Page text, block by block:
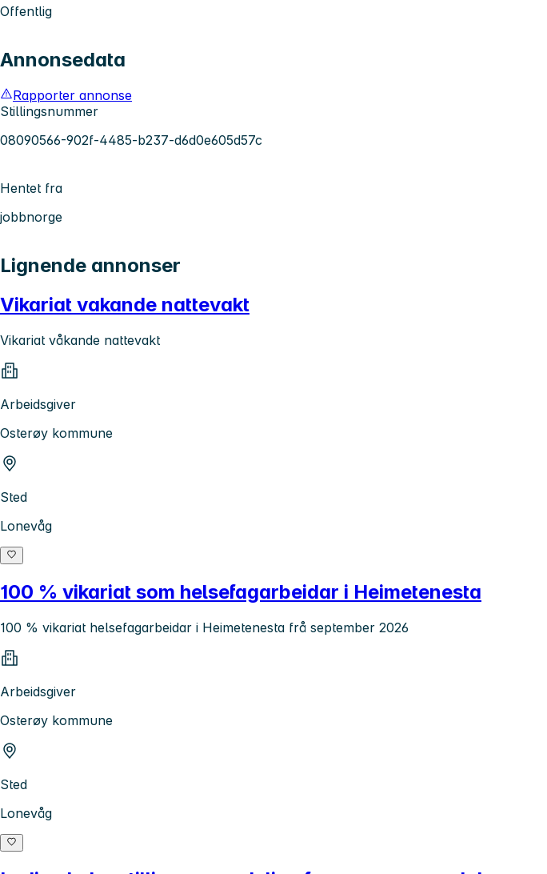
Offentlig
Annonsedata
Rapporter annonse
Stillingsnummer
08090566-902f-4485-b237-d6d0e605d57c
Hentet fra
jobbnorge
Lignende annonser
Vikariat vakande nattevakt
Vikariat våkande nattevakt
Arbeidsgiver
Osterøy kommune
Sted
Lonevåg
100 % vikariat som helsefagarbeidar i Heimetenesta
100 % vikariat helsefagarbeidar i Heimetenesta frå september 2026
Arbeidsgiver
Osterøy kommune
Sted
Lonevåg